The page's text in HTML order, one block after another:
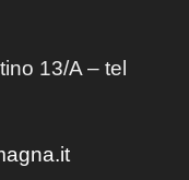
13/A– tel